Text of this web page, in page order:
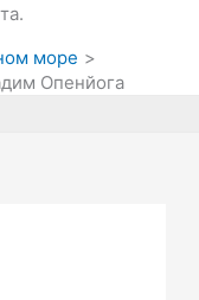
море
Опенйога